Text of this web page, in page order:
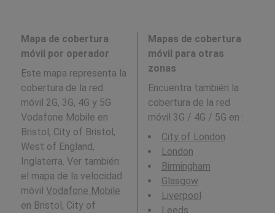
Mapa de cobertura
móvil por operador
Este mapa representa la
cobertura de la red
móvil 2G, 3G, 4G y 5G
Vodafone Mobile en
Bristol, City of Bristol,
West of England,
Inglaterra. Ver también:
el mapa de la velocidad
móvil Vodafone Mobile
en Bristol, City of
Mapas de cobertura
móvil para otras
zonas
Encuentra también la
cobertura de la red
móvil 3G / 4G / 5G en :
City of London
London
Birmingham
Glasgow
Liverpool
Leeds